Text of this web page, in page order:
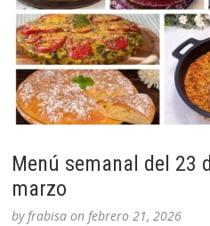
Menú semanal del 23
marzo
byfrabisa onfebrero 21, 2026